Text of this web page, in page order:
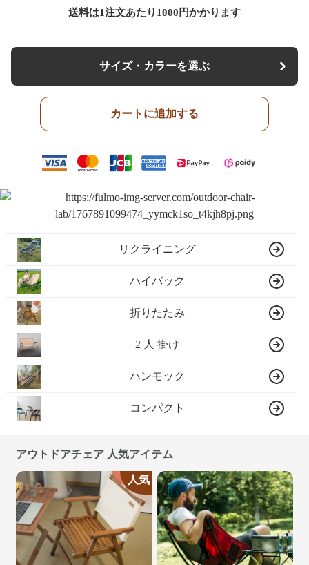
送料は1注文あたり 1000 円かかります
サイズ・カラーを選ぶ
カートに追加する
リクライニング
ハイバック
折りたたみ
2 人 掛け
ハンモック
コンパクト
アウトドアチェア 人気アイテム
人気